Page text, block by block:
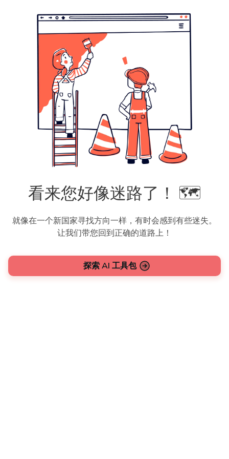
看来您好像迷路了！ 🗺️
就像在一个新国家寻找方向一样，有时会感到有些迷失。
让我们带您回到正确的道路上！
探索 AI 工具包